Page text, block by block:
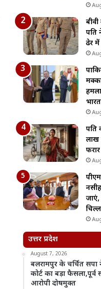
पति
ढेर
पति
उत्तर प्रदेश
August 7, 2026
बलरामपुर के चर्चित सपा
कोर्ट का बड़ा
आरोपी दोषमुक्त